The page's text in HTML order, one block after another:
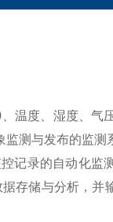
度、湿度、气
测与发布的监
记录的自动化监
存储与分析，并